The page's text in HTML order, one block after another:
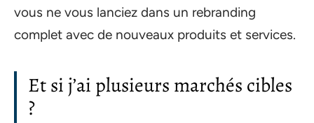
vous ne vous lanciez dans un rebranding
complet avec de nouveaux produits et services.
Et si j’ai plusieurs marchés cibles
?